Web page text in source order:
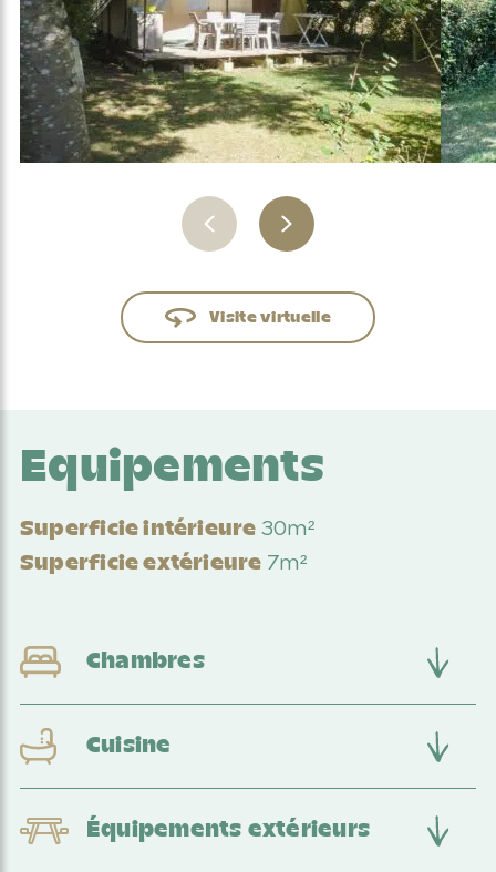
Visite virtuelle
Equipements
Superficie intérieure 30m²
Superficie extérieure 7m²
Chambres
Cuisine
Équipements extérieurs